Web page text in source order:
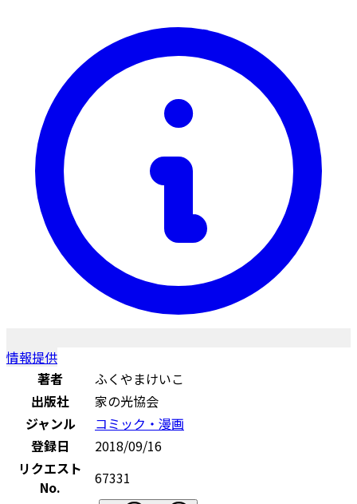
情報提供
著者
ふくやまけいこ
出版社
家の光協会
ジャンル
コミック・漫画
登録日
2018/09/16
リクエスト
No.
67331